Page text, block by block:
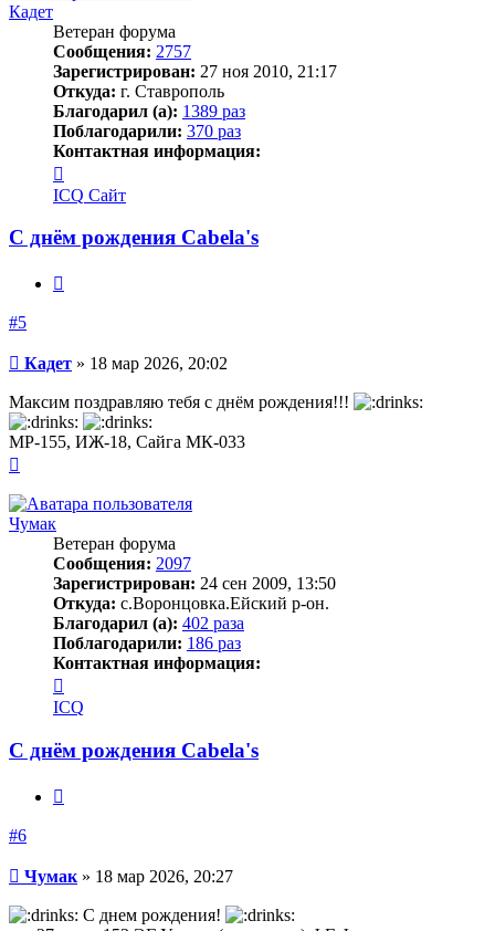
Кадет
Ветеран форума
Сообщения: 2757
Зарегистрирован: 27 ноя 2010, 21:17
Откуда: г. Ставрополь
Благодарил (а): 1389 раз
Поблагодарили: 370 раз
Контактная информация:
информация
пользователя
ICQ Сайт
С днём рождения Cabela's
#5
Сообщение
Кадет » 18 мар 2026, 20:02
Максим поздравляю тебя с днём рождения!!!
МР-155, ИЖ-18, Сайга МК-033
началу
Чумак
Ветеран форума
Сообщения: 2097
Зарегистрирован: 24 сен 2009, 13:50
Откуда: с.Воронцовка.Ейский р-он.
Благодарил (а): 402 раза
Поблагодарили: 186 раз
Контактная информация:
информация
пользователя
ICQ
С днём рождения Cabela's
#6
Сообщение
Чумак » 18 мар 2026, 20:27
С днем рождения!